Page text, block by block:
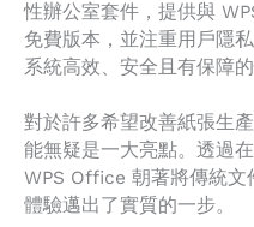
性辦公室套件，提供與
免費版本，並注重用戶隱
系統高效、安全且有保障的
對於許多希望改善紙張生
能無疑是一大亮點。透過
WPS Office 朝著將傳統文
體驗邁出了實質的一步。